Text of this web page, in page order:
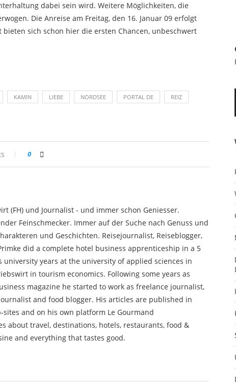
dabei sein wird. Weitere Möglichkeiten, die
Die Anreise am Freitag, den 16. Januar 09 erfolgt
sich schon hier die ersten Chancen, unbeschwert
KAMIN LIEBE NORDSEE PORTAL DE REIZ
0
(FH) und Journalist - und immer schon Geniesser.
Feinschmecker. Immer auf der Suche nach Genuss und
und Geschichten. Reisejournalist, Reiseblogger,
did a complete hotel business apprenticeship in a 5
years at the university of applied sciences in
in tourism economics. Following some years as
magazine he started to work as freelance journalist,
and food blogger. His articles are published in
and on his own platform Le Gourmand
about travel, destinations, hotels, restaurants, food &
and everything that tastes good.